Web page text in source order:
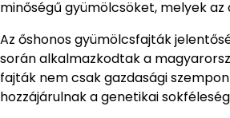
minőségű gyümölcsöket, melyek
Az őshonos gyümölcsfajták
során alkalmazkodtak a
fajták nem csak gazdasági
hozzájárulnak a genetikai